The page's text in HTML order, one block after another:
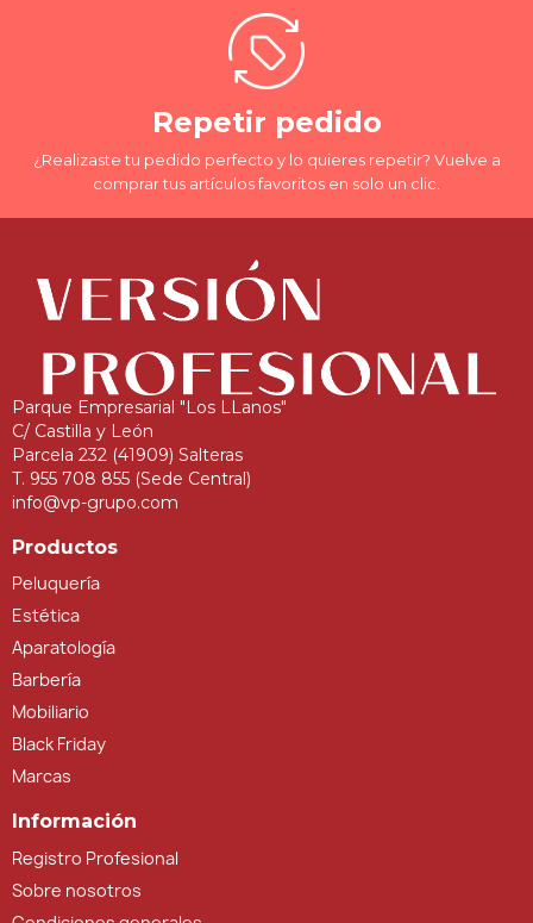
Repetir pedido
¿Realizaste tu pedido perfecto y lo quieres repetir? Vuelve a
comprar tus artículos favoritos en solo un clic.
Parque Empresarial "Los LLanos"
C/ Castilla y León
Parcela 232 (41909) Salteras
T. 955 708 855 (Sede Central)
info@vp-grupo.com
Productos
Peluquería
Estética
Aparatología
Barbería
Mobiliario
Black Friday
Marcas
Información
Registro Profesional
Sobre nosotros